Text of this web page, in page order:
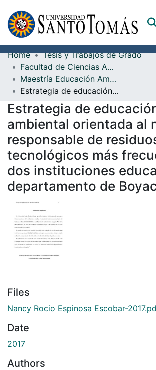
Communities & Collections
All of DSpace
Documents
Home
Tesis y Trabajos de Grado
Facultad de Ciencias Ambientales
Maestría Educación Ambiental
Estrategia de educación ambiental orientada al manejo responsable de residuos tecnológicos más frecuentes en dos instituciones educativas del departamento de Boyacá
Estrategia de
ambiental orientada al
responsable de
tecnológicos más
dos instituciones
departamento de
Files
Nancy Rocio Espinosa Escobar-
Date
2017
Authors